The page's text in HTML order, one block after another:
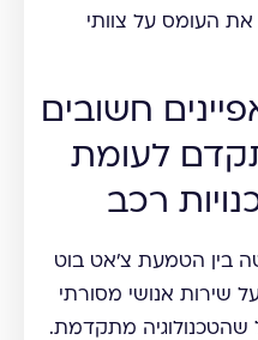
את העומס על צוותי
חשובים
לעומת
רכב
בין הטמעת צ'אט בוט
שירות אנושי מסורתי
שהטכנולוגיה מתקדמת.